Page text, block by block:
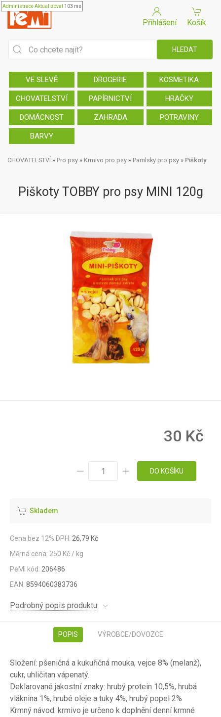
AdministraceAktualizovat 103 ms
Přihlášení Košík
VE SLEVĚ DROGERIE KOSMETIKA
CHOVATELSTVÍ PAPÍRNICTVÍ HRAČKY
DOMÁCNOST ZAHRADA POTRAVINY
BARVY
CHOVATELSTVÍ » Pro psy » Krmivo pro psy » Pamlsky pro psy » Piškoty
Piškoty TOBBY pro psy MINI 120g
30 Kč
DO KOŠÍKU
Skladem
Cena bez 12% DPH: 26,79 Kč
Měrná cena: 250 Kč / kg
PeMi kód: 206486
EAN: 8594060383736
Podrobný popis produktu
POPIS VÝROBCE/DOVOZCE
Složení: pšeničná a kukuřičná mouka, vejce 8% (melanž),
cukr, uhličitan vápenatý.
Deklarované jakostní znaky: hrubý protein 10,5%, hrubá
vláknina 1%, hrubé oleje a tuky 4%, hrubý popel 2%
Krmný návod: krmivo je určeno k doplnění denní krmné